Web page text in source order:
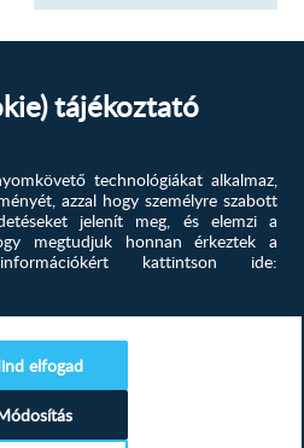
Színek, amik élettel töltik meg az
otthonod! A tavasz az megújulás
ideje, miért ne kezdenéd ezt az
otthonod szívével, a konyhával?
megválasztott új szín, hogy
teljesen...
tájékoztató
technológiákat alkalmaz,
azzal hogy személyre szabott
jelenít meg, és elemzi a
megtudjuk honnan érkeztek a
kattintson ide:
elfogad